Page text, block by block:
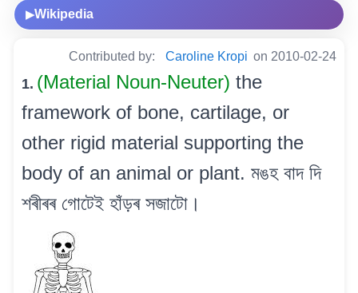
▶Wikipedia
Contributed by: Caroline Kropi on 2010-02-24
1. (Material Noun-Neuter) the
framework of bone, cartilage, or
other rigid material supporting the
body of an animal or plant. মঙহ বাদ দি
শৰীৰৰ গোটেই হাঁড়ৰ সজাটো।